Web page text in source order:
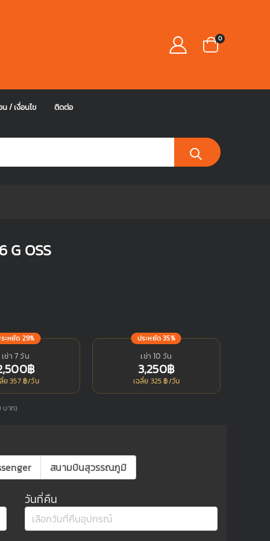
0
/ เงื่อนไข ติดต่อ
OSS
ะหยัด 29%
เช่า 7 วัน
฿
ย 357 ฿/วัน
ประหยัด 35%
เช่า 10 วัน
3,250฿
เฉลี่ย 325 ฿/วัน
บาท)
สนามบินสุวรรณภูมิ
วันที่คืน